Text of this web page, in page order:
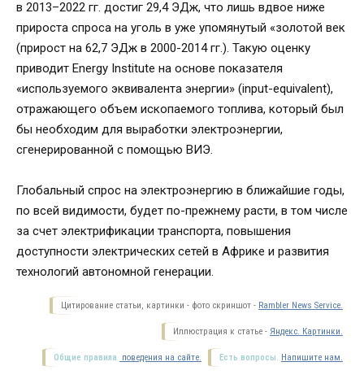
в 2013–2022 гг. достиг 29,4 ЭДж, что лишь вдвое ниже
прироста спроса на уголь в уже упомянутый «золотой век
(прирост на 62,7 ЭДж в 2000-2014 гг.). Такую оценку
приводит Energy Institute на основе показателя
«используемого эквивалента энергии» (input-equivalent),
отражающего объем ископаемого топлива, который был
бы необходим для выработки электроэнергии,
сгенерированной с помощью ВИЭ.
Глобальный спрос на электроэнергию в ближайшие годы,
по всей видимости, будет по-прежнему расти, в том числе
за счет электрификации транспорта, повышения
доступности электрических сетей в Африке и развития
технологий автономной генерации.
Цитирование статьи, картинки - фото скриншот - Rambler News Service.
Иллюстрация к статье - Яндекс. Картинки.
Есть вопросы. Напишите нам.
Общие правила поведения на сайте.